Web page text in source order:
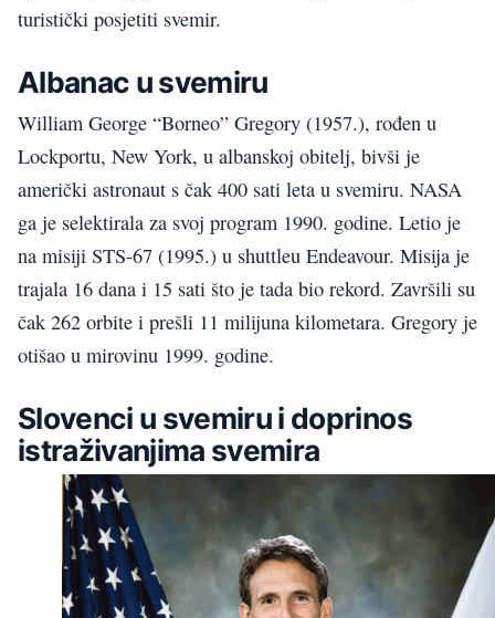
turistički posjetiti svemir.
Albanac u svemiru
William George “Borneo” Gregory (1957.), rođen u
Lockportu, New York, u albanskoj obitelj, bivši je
američki astronaut s čak 400 sati leta u svemiru. NASA
ga je selektirala za svoj program 1990. godine. Letio je
na misiji STS-67 (1995.) u shuttleu Endeavour. Misija je
trajala 16 dana i 15 sati što je tada bio rekord. Završili su
čak 262 orbite i prešli 11 milijuna kilometara. Gregory je
otišao u mirovinu 1999. godine.
Slovenci u svemiru i doprinos
istraživanjima svemira